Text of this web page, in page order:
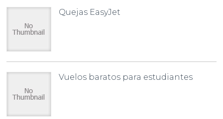
Quejas EasyJet
Vuelos baratos para estudiantes